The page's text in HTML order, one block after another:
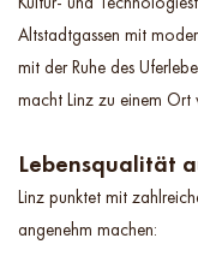
Altstadtgassen mit
mit der Ruhe des
macht Linz zu einem Ort
Lebensqualität
Linz punktet mit
angenehm machen: